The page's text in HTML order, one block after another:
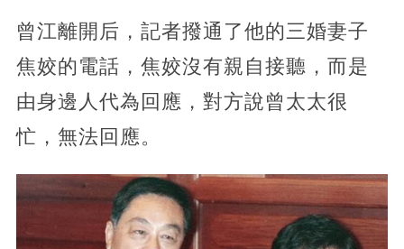
曾江離開后，記者撥通了他的三婚妻子
焦姣的電話，焦姣沒有親自接聽，而是
由身邊人代為回應，對方說曾太太很
忙，無法回應。